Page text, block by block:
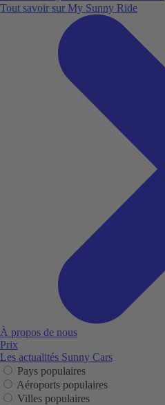
Tout savoir sur My Sunny Ride
À propos de nous
Prix
Les actualités Sunny Cars
Pays populaires
Aéroports populaires
Villes populaires